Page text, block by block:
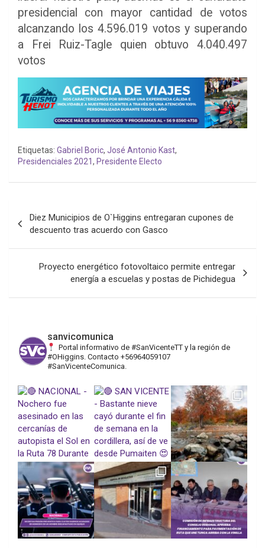
presidencial con mayor cantidad de votos
alcanzando los 4.596.019 votos y superando
a Frei Ruiz-Tagle quien obtuvo 4.040.497
votos
Etiquetas: Gabriel Boric, José Antonio Kast,
Presidenciales 2021, Presidente Electo
de
entradas
Diez Municipios de O`Higgins entregaran cupones de
descuento tras acuerdo con Gasco
Proyecto energético fotovoltaico permite entregar
energía a escuelas y postas de Pichidegua
sanvicomunica
Portal informativo de #SanVicenteTT y la región de
#OHiggins. Contacto +56964059107
#SanVicenteComunica.